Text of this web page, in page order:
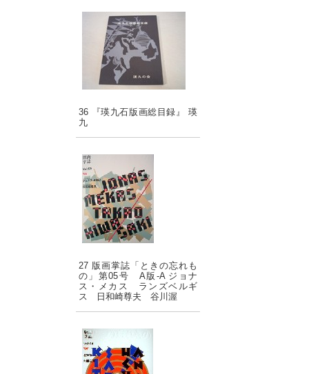
36 『瑛九石版画総目録』 瑛
九
27 版画掌誌「ときの忘れも
の」第05号 A版-A ジョナ
ス・メカス ランズベルギ
ス 日和崎尊夫 谷川渥